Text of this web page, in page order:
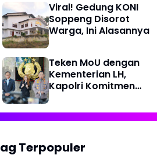
Kelurahan Sulewatang
Viral! Gedung KONI
Soppeng Disorot
Warga, Ini Alasannya
Teken MoU dengan
Kementerian LH,
Kapolri Komitmen
Lingkungan Hidup Jadi
Lebih Baik
Terpopuler